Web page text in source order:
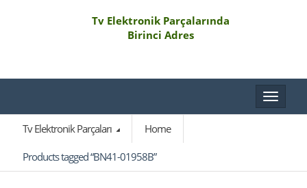
Tv Elektronik Parçalarında
Birinci Adres
Toggle
Tv Elektronik Parçaları
Home
Products tagged “BN41-01958B”